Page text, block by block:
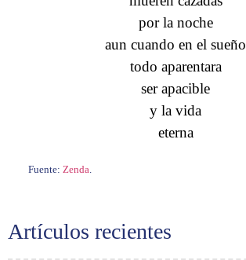
Artículos recientes
por la noche
aun cuando en el sueño
todo aparentara
ser apacible
y la vida
eterna
Fuente: Zenda.